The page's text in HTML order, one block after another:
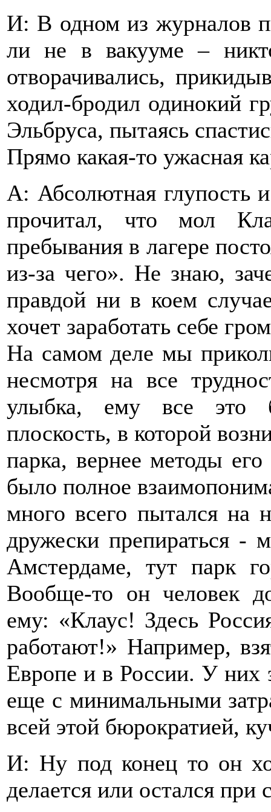
И: В одном из журналов
ли не в вакууме –
отворачивались,
ходил-бродил одинокий
Эльбруса, пытаясь
Прямо какая-то ужасная
А: Абсолютная глупость
прочитал, что мол
пребывания в лагере
из-за чего». Не знаю,
правдой ни в коем
хочет заработать себе
На самом деле мы
несмотря на все
улыбка, ему все это
плоскость, в которой
парка, вернее методы
было полное
много всего пытался на
дружески препираться -
Амстердаме, тут парк
Вообще-то он человек
ему: «Клаус! Здесь
работают!» Например,
Европе и в России. У них
еще с минимальными
всей этой бюрократией,
И: Ну под конец то он
делается или остался при